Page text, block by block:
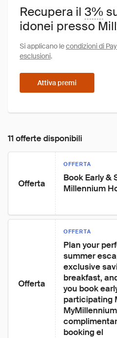
Recupera il 3%
idonei presso
Si applicano lecondizioni di
esclusioni.
Attiva premi
11 offerte disponibili
Offerta
OFFERTA
Book Early &
Millennium
Offerta
OFFERTA
Plan your
summer
exclusive
breakfast,
you book
participating
booking el